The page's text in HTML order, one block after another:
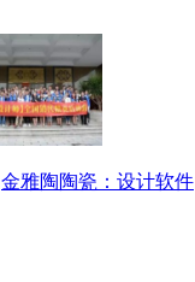
金雅陶陶瓷：设计软件